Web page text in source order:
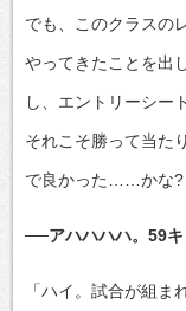
でも、このクラスの
やってきたことを出
し、エントリーシー
それこそ勝って当た
で良かった……かな?
──アハハハハ。59キ
「ハイ。試合が組